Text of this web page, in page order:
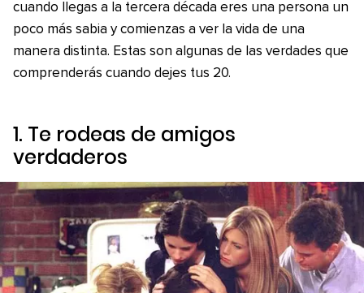
cuando llegas a la tercera década eres una persona un
poco más sabia y comienzas a ver la vida de una
manera distinta. Estas son algunas de las verdades que
comprenderás cuando dejes tus 20.
1. Te rodeas de amigos
verdaderos